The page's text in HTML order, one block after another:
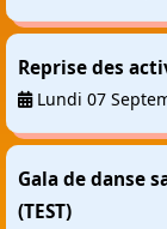
Reprise des
Lundi 07
Gala de danse
(TEST)